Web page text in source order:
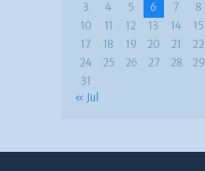
3
4 5 6 7 8
10
11 12 13 14 15
17
18 19 20 21 22
24
25 26 27 28 29
31
« Jul